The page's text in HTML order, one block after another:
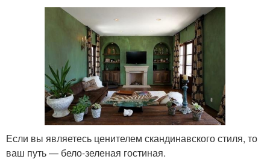
Если вы являетесь ценителем скандинавского стиля, то
ваш путь — бело-зеленая гостиная.